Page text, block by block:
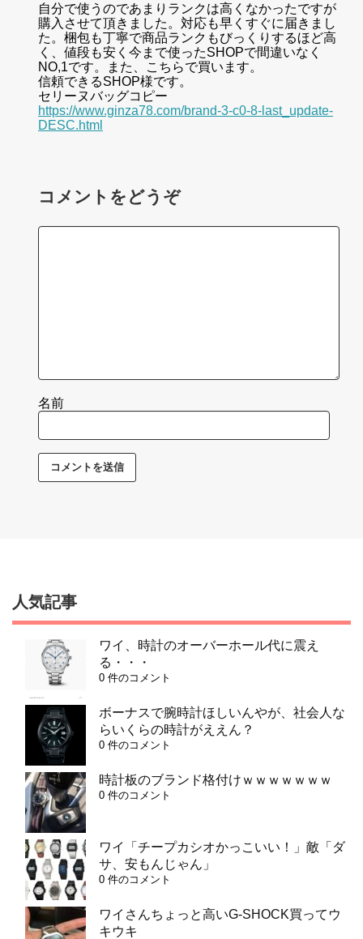
自分で使うのであまりランクは高くなかったですが
購入させて頂きました。対応も早くすぐに届きまし
た。梱包も丁寧で商品ランクもびっくりするほど高
く、値段も安く今まで使ったSHOPで間違いなく
NO,1です。また、こちらで買います。
信頼できるSHOP様です。
セリーヌバッグコピー
https://www.ginza78.com/brand-3-c0-8-last_update-
DESC.html
コメントをどうぞ
名前
人気記事
ワイ、時計のオーバーホール代に震え
る・・・
0 件のコメント
ボーナスで腕時計ほしいんやが、社会人な
らいくらの時計がええん？
0 件のコメント
時計板のブランド格付けｗｗｗｗｗｗｗ
0 件のコメント
ワイ「チープカシオかっこいい！」敵「ダ
サ、安もんじゃん」
0 件のコメント
ワイさんちょっと高いG-SHOCK買ってウ
キウキ